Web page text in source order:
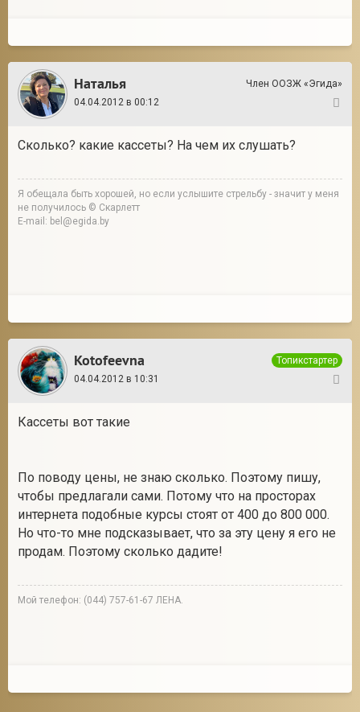
Наталья
Член ООЗЖ «Эгида»
04.04.2012 в 00:12
Сколько? какие кассеты? На чем их слушать?
Я обещала быть хорошей, но если услышите стрельбу - значит у меня
не получилось © Скарлетт
E-mail: bel@egida.by
Kotofeevna
Топикстартер
04.04.2012 в 10:31
Кассеты вот такие
По поводу цены, не знаю сколько. Поэтому пишу,
чтобы предлагали сами. Потому что на просторах
интернета подобные курсы стоят от 400 до 800 000.
Но что-то мне подсказывает, что за эту цену я его не
продам. Поэтому сколько дадите!
Мой телефон: (044) 757-61-67 ЛЕНА.